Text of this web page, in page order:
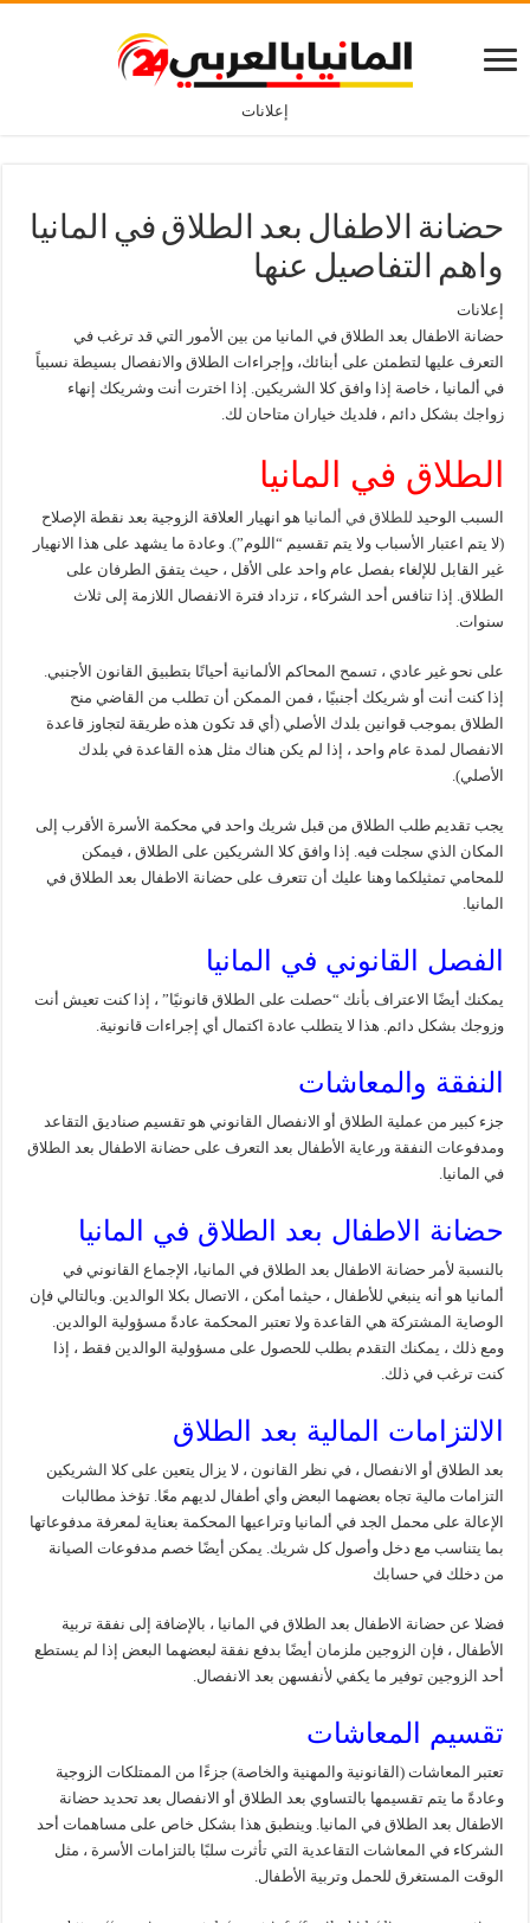
إعلانات
حضانة الاطفال بعد الطلاق في المانيا
واهم التفاصيل عنها
إعلانات
حضانة الاطفال بعد الطلاق في المانيا من بين الأمور التي قد ترغب في
التعرف عليها لتطمئن على أبنائك، وإجراءات الطلاق والانفصال بسيطة نسبياً
في ألمانيا ، خاصة إذا وافق كلا الشريكين. إذا اخترت أنت وشريكك إنهاء
زواجك بشكل دائم ، فلديك خياران متاحان لك.
الطلاق في المانيا
السبب الوحيد للطلاق في ألمانيا هو انهيار العلاقة الزوجية بعد نقطة الإصلاح
(لا يتم اعتبار الأسباب ولا يتم تقسيم “اللوم”). وعادة ما يشهد على هذا الانهيار
غير القابل للإلغاء بفصل عام واحد على الأقل ، حيث يتفق الطرفان على
الطلاق. إذا تنافس أحد الشركاء ، تزداد فترة الانفصال اللازمة إلى ثلاث
سنوات.
على نحو غير عادي ، تسمح المحاكم الألمانية أحيانًا بتطبيق القانون الأجنبي.
إذا كنت أنت أو شريكك أجنبيًا ، فمن الممكن أن تطلب من القاضي منح
الطلاق بموجب قوانين بلدك الأصلي (أي قد تكون هذه طريقة لتجاوز قاعدة
الانفصال لمدة عام واحد ، إذا لم يكن هناك مثل هذه القاعدة في بلدك
الأصلي).
يجب تقديم طلب الطلاق من قبل شريك واحد في محكمة الأسرة الأقرب إلى
المكان الذي سجلت فيه. إذا وافق كلا الشريكين على الطلاق ، فيمكن
للمحامي تمثيلكما وهنا عليك أن تتعرف على حضانة الاطفال بعد الطلاق في
المانيا.
الفصل القانوني في المانيا
يمكنك أيضًا الاعتراف بأنك “حصلت على الطلاق قانونيًا” ، إذا كنت تعيش أنت
وزوجك بشكل دائم. هذا لا يتطلب عادة اكتمال أي إجراءات قانونية.
النفقة والمعاشات
جزء كبير من عملية الطلاق أو الانفصال القانوني هو تقسيم صناديق التقاعد
ومدفوعات النفقة ورعاية الأطفال بعد التعرف على حضانة الاطفال بعد الطلاق
في المانيا.
حضانة الاطفال بعد الطلاق في المانيا
بالنسبة لأمر حضانة الاطفال بعد الطلاق في المانيا، الإجماع القانوني في
ألمانيا هو أنه ينبغي للأطفال ، حيثما أمكن ، الاتصال بكلا الوالدين. وبالتالي فإن
الوصاية المشتركة هي القاعدة ولا تعتبر المحكمة عادةً مسؤولية الوالدين.
ومع ذلك ، يمكنك التقدم بطلب للحصول على مسؤولية الوالدين فقط ، إذا
كنت ترغب في ذلك.
الالتزامات المالية بعد الطلاق
بعد الطلاق أو الانفصال ، في نظر القانون ، لا يزال يتعين على كلا الشريكين
التزامات مالية تجاه بعضهما البعض وأي أطفال لديهم معًا. تؤخذ مطالبات
الإعالة على محمل الجد في ألمانيا وتراعيها المحكمة بعناية لمعرفة مدفوعاتها
بما يتناسب مع دخل وأصول كل شريك. يمكن أيضًا خصم مدفوعات الصيانة
من دخلك في حسابك
فضلا عن حضانة الاطفال بعد الطلاق في المانيا ، بالإضافة إلى نفقة تربية
الأطفال ، فإن الزوجين ملزمان أيضًا بدفع نفقة لبعضهما البعض إذا لم يستطع
أحد الزوجين توفير ما يكفي لأنفسهن بعد الانفصال.
تقسيم المعاشات
تعتبر المعاشات (القانونية والمهنية والخاصة) جزءًا من الممتلكات الزوجية
وعادةً ما يتم تقسيمها بالتساوي بعد الطلاق أو الانفصال بعد تحديد حضانة
الاطفال بعد الطلاق في المانيا. وينطبق هذا بشكل خاص على مساهمات أحد
الشركاء في المعاشات التقاعدية التي تأثرت سلبًا بالتزامات الأسرة ، مثل
الوقت المستغرق للحمل وتربية الأطفال.